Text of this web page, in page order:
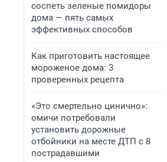
соспеть зеленые помидоры
дома — пять самых
эффективных способов
Как приготовить настоящее
мороженое дома: 3
проверенных рецепта
«Это смертельно цинично»:
омичи потребовали
установить дорожные
отбойники на месте ДТП с 8
пострадавшими